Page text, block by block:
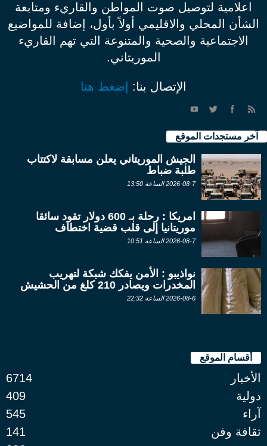
اعلامية لتوصيل صوت المواطن والقاريء ومتابعة
الشأن المحلي والاقليمي أولاً بأول، إضافة للمواضيع
الاجتماعية والصحية والمتنوعة التي تهم القاريء
الموريتاني.
الإتصال بنا: إضغط هنا
آخر مستجدات الموقع
الجيش الموريتاني يعلن مسابقة لاكتتاب
طلبة ضباط
2026-08-7 الساعة 13:50
امريكا : رحلة بـ 600 دولار تقود سائقا
موريتانيا إلى قلب قضية اختطاف
2026-08-7 الساعة 10:51
نواذيبو : الأمن يفكك شبكة لتهريب
المخدرات ويصادر 210 كلغ من الحشيش
2026-08-6 الساعة 22:32
أقسام الموقع
الأخبار
6714
دولية
409
آراء
545
ثقافة وفن
141